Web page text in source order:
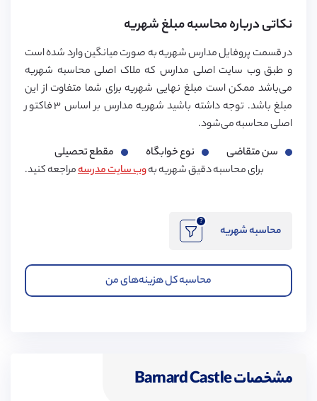
نکاتی درباره محاسبه مبلغ شهریه
در قسمت پروفایل مدارس شهریه به صورت میانگین وارد شده است
و طبق وب سایت اصلی مدارس که ملاک اصلی محاسبه شهریه
می‌باشد ممکن است مبلغ نهایی شهریه برای شما متفاوت از این
مبلغ باشد. توجه داشته باشید شهریه مدارس بر اساس ۳ فاکتور
اصلی محاسبه می‌شود.
سن متقاضی
نوع خوابگاه
مقطع تحصیلی
برای محاسبه دقیق شهریه بهوب سایت مدرسهمراجعه کنید.
محاسبه شهریه
?
محاسبه کل هزینه‌های من
مشخصات Barnard Castle